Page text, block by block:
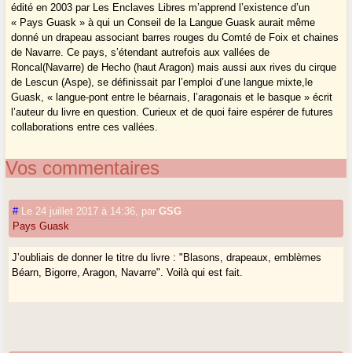
édité en 2003 par Les Enclaves Libres m’apprend l’existence d’un
« Pays Guask » à qui un Conseil de la Langue Guask aurait même
donné un drapeau associant barres rouges du Comté de Foix et chaines
de Navarre. Ce pays, s’étendant autrefois aux vallées de
Roncal(Navarre) de Hecho (haut Aragon) mais aussi aux rives du cirque
de Lescun (Aspe), se définissait par l’emploi d’une langue mixte,le
Guask, « langue-pont entre le béarnais, l’aragonais et le basque » écrit
l’auteur du livre en question. Curieux et de quoi faire espérer de futures
collaborations entre ces vallées.
Vos commentaires
# Le 24 juillet 2017 à 14:36 parGSG
Pays Guask
J’oubliais de donner le titre du livre : "Blasons, drapeaux, emblèmes
Béarn, Bigorre, Aragon, Navarre". Voilà qui est fait.